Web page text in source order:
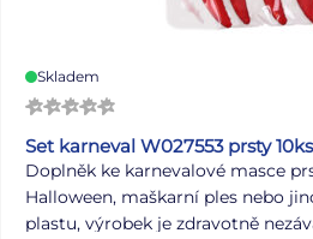
Skladem
Set karneval W027553 prsty 10ks
Doplněk ke karnevalové masce
Halloween, maškarní ples nebo
plastu, výrobek je zdravotně